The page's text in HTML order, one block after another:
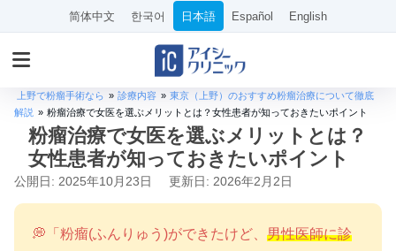
简体中文 한국어 日本語 Español English
上野で粉瘤手術なら » 診療内容 » 東京（上野）のおすすめ粉瘤治療について徹底
解説 » 粉瘤治療で女医を選ぶメリットとは？女性患者が知っておきたいポイント
粉瘤治療で女医を選ぶメリットとは？
女性患者が知っておきたいポイント
公開日: 2025年10月23日 更新日: 2026年2月2日
💭「粉瘤(ふんりゅう)ができたけど、 男性医師に診